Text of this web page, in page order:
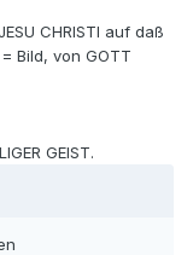
CHRISTI auf daß
Bild, von GOTT
GEIST.